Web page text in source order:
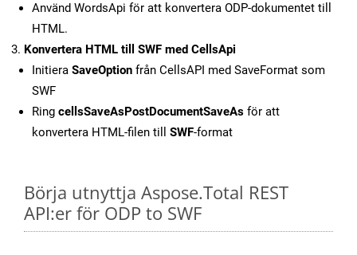
Använd WordsApi för att konvertera ODP-dokumentet till
HTML.
Konvertera HTML till SWF med CellsApi
Initiera SaveOption från CellsAPI med SaveFormat som
SWF
Ring cellsSaveAsPostDocumentSaveAs för att
konvertera HTML-filen till SWF-format
Börja utnyttja Aspose.Total REST
API:er för ODP to SWF